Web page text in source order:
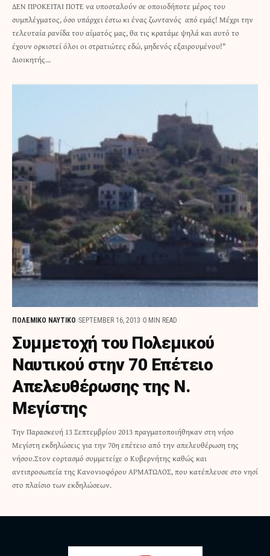
ΔΕΝ ΠΡΟΚΕΙΤΑΙ ΠΟΤΕ να υποσταλούν σε οποιοδήποτε μέρος του
συμπλέγματος, όσο υπάρχει έστω κι ένας ζωντανός από εμάς! Μέχρι την
τελευταία ρανίδα του αίματός μας, θα τις κρατάμε ψηλά και αυτό το
έχουν ορκιστεί όλοι οι στρατιώτες εδώ, μηδενός εξαιρουμένου!"
Διοικητής…
ΠΟΛΕΜΙΚΟ ΝΑΥΤΙΚΟ SEPTEMBER 16, 2013 0 MIN READ
Συμμετοχή του Πολεμικού
Ναυτικού στην 70 Επέτειο
Απελευθέρωσης της Ν.
Μεγίστης
Την Παρασκευή 13 Σεπτεμβρίου 2013 πραγματοποιήθηκαν στη νήσο
Μεγίστη εκδηλώσεις για την 70η επέτειο από την απελευθέρωση της
νήσου.Στον εορτασμό συμμετείχε ο Κυβερνήτης καθώς και
αντιπροσωπεία της Κανονιοφόρου ΑΡΜΑΤΩΛΟΣ, που κατέπλευσε στο νησί
στο πλαίσιο των εκδηλώσεων.